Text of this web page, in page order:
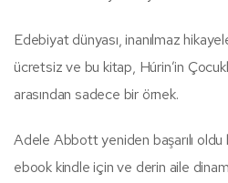
Edebiyat dünyası, inanılmaz
ücretsiz ve bu kitap, Húrin’in
arasından sadece bir örnek.
Adele Abbott yeniden başarılı oldu
ebook kindle için ve derin aile